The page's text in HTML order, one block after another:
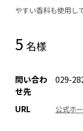
やすい香料も使用し
5 名様
問い合わ
せ先
029-
URL 公式ホ